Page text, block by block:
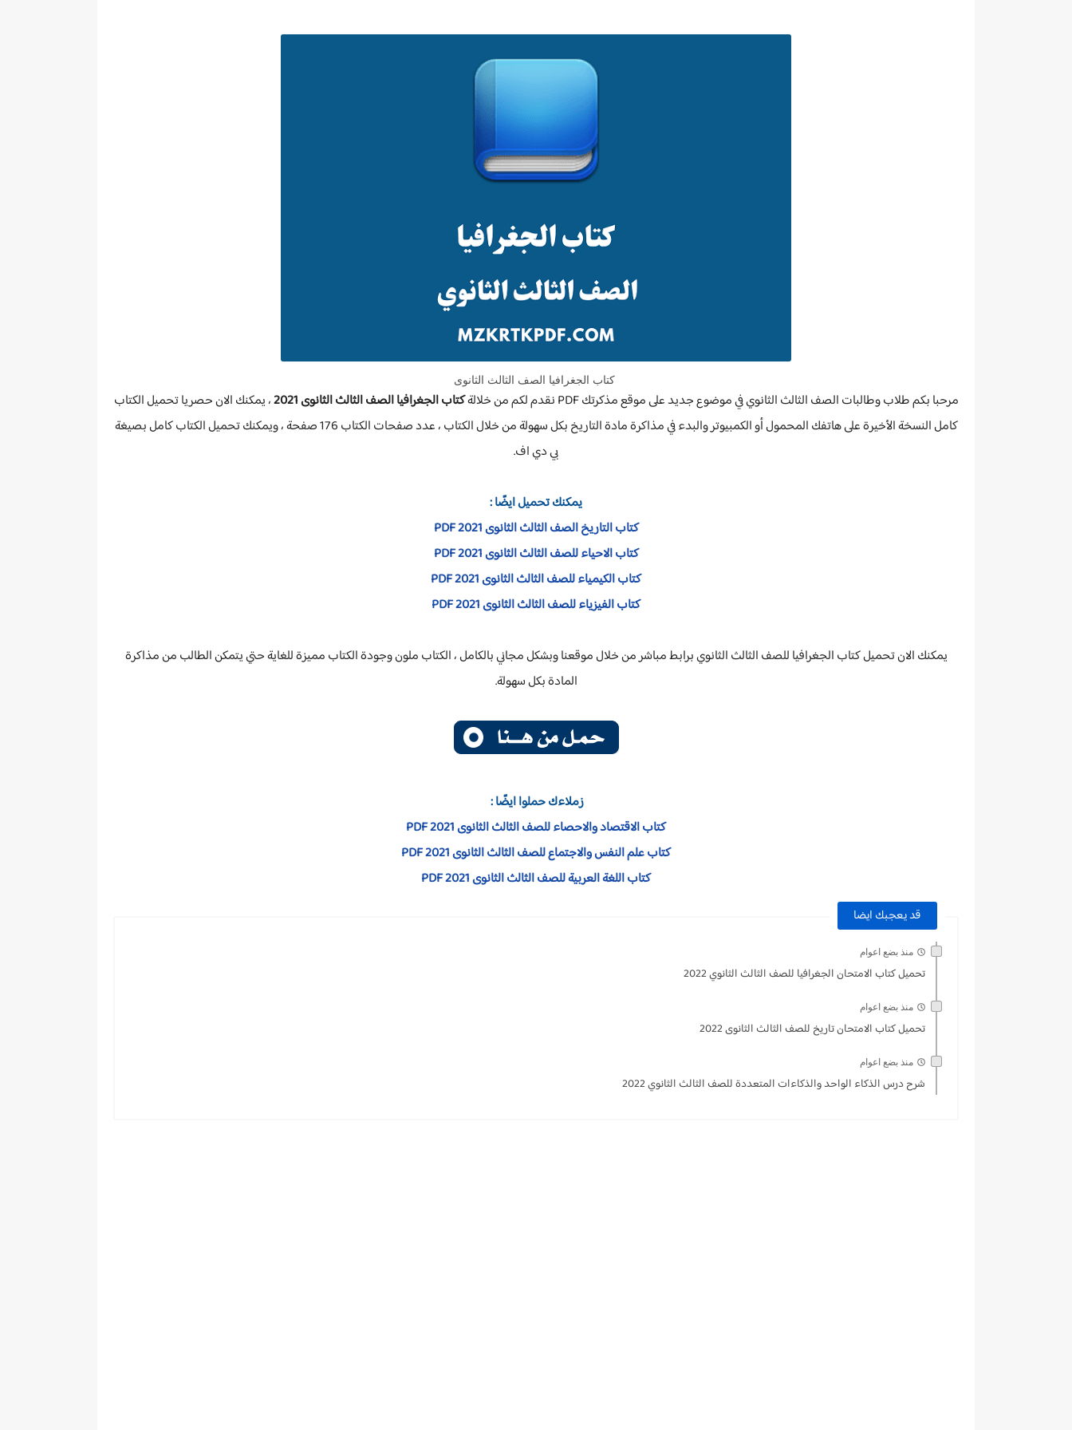
كتاب الجغرافيا الصف الثالث الثانوى
مرحبا بكم طلاب وطالبات الصف الثالث الثانوي في موضوع جديد على موقع مذكرتك PDF نقدم لكم من خلالة كتاب الجغرافيا الصف الثالث الثانوى 2021
، يمكنك الان حصريا تحميل الكتاب
كامل النسخة الأخيرة على هاتفك المحمول أو الكمبيوتر والبدء في مذاكرة مادة التاريخ بكل سهولة من خلال الكتاب ، عدد صفحات الكتاب 176 صفحة ، ويمكنك تحميل الكتاب كامل بصيغة
بي دي اف.
يمكنك تحميل ايضًا :
كتاب التاريخ الصف الثالث الثانوى 2021 PDF
كتاب الاحياء للصف الثالث الثانوى 2021 PDF
كتاب الكيمياء للصف الثالث الثانوى 2021 PDF
كتاب الفيزياء للصف الثالث الثانوى 2021 PDF
يمكنك الان تحميل كتاب الجغرافيا للصف الثالث الثانوي برابط مباشر من خلال موقعنا وبشكل مجاني بالكامل ، الكتاب ملون وجودة الكتاب مميزة للغاية حتي يتمكن الطالب من مذاكرة
المادة بكل سهولة.
زملاءك حملوا ايضًا :
كتاب الاقتصاد والاحصاء للصف الثالث الثانوى 2021 PDF
كتاب علم النفس والاجتماع للصف الثالث الثانوى 2021 PDF
كتاب اللغة العربية للصف الثالث الثانوى 2021 PDF
قد يعجبك ايضا
منذ بضع اعوام
تحميل كتاب الامتحان الجغرافيا للصف الثالث الثانوي 2022
منذ بضع اعوام
تحميل كتاب الامتحان تاريخ للصف الثالث الثانوى 2022
منذ بضع اعوام
شرح درس الذكاء الواحد والذكاءات المتعددة للصف الثالث الثانوي 2022